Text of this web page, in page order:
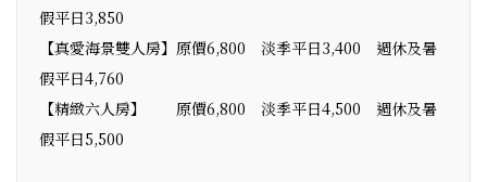
假平日3,850
【真愛海景雙人房】原價6,800 淡季平日3,400 週休及暑
假平日4,760
【精緻六人房】 原價6,800 淡季平日4,500 週休及暑
假平日5,500